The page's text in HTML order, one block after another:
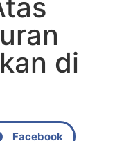
di
Facebook